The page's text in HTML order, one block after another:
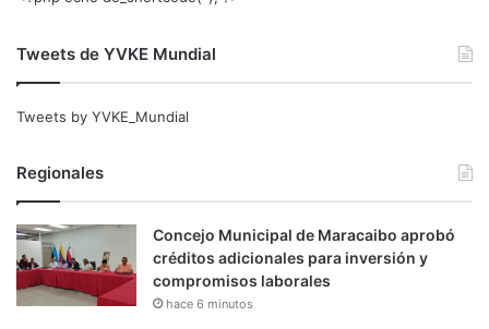
Tweets de YVKE Mundial
Tweets by YVKE_Mundial
Regionales
Concejo Municipal de Maracaibo aprobó
créditos adicionales para inversión y
compromisos laborales
hace 6 minutos